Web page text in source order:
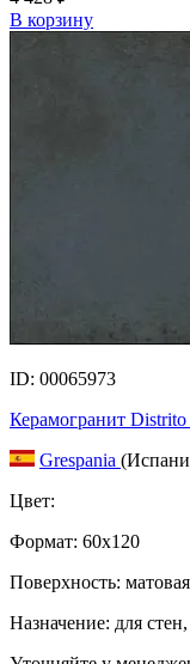
В корзину
ID: 00065973
Керамогранит Distrito
Grespania
Цвет:
Формат: 60x120
Поверхность: матовая
Назначение: для